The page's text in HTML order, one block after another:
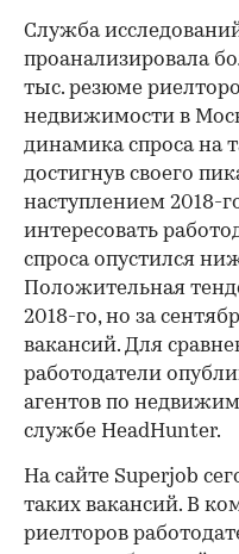
Служба
проанализировала
тыс. резюме
недвижимости в
динамика спроса на
достигнув своего
наступлением 2018-
интересовать
спроса опустился
Положительная
2018-го, но за
вакансий. Для
работодатели
агентов по
службе HeadHunter.
На сайте Superjob
таких вакансий. В
риелторов